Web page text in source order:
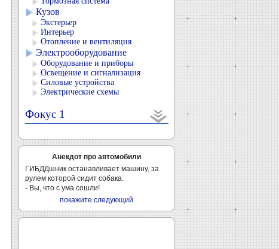
Кузов
Экстерьер
Интерьер
Отопление и вентиляция
Электрооборудование
Оборудование и приборы
Освещение и сигнализация
Силовые устройства
Электрические схемы
Фокус 1
Анекдот про автомобили
ГИБДДшник останавливает машину, за
рулем которой сидит собака.
- Вы, что с ума сошли!
покажите следующий